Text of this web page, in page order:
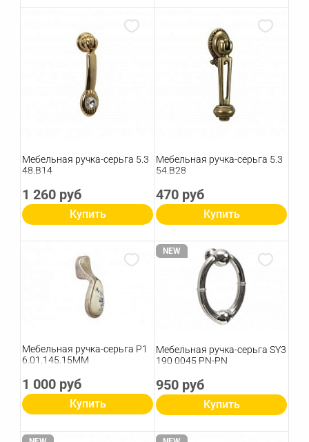
Мебельная ручка-серьга 5.3
48.B14
1 260 руб
Купить
Мебельная ручка-серьга 5.3
54.B28
470 руб
Купить
Мебельная ручка-серьга P1
6.01.145.15MM
1 000 руб
Купить
NEW
Мебельная ручка-серьга SY3
190 0045 PN-PN
950 руб
Купить